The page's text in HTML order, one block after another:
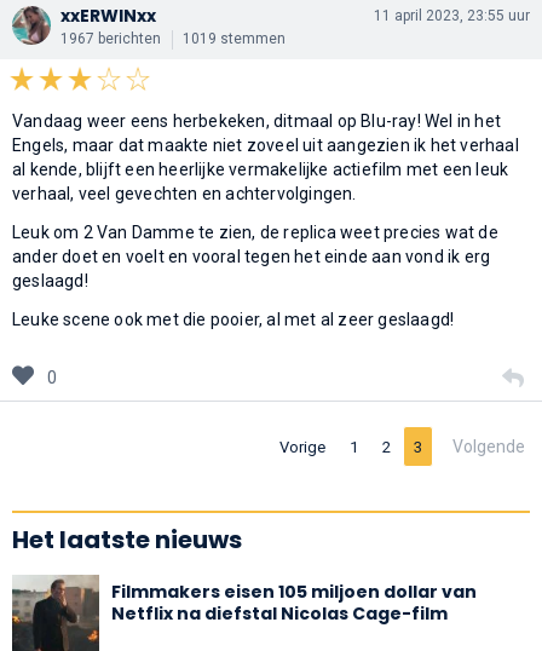
xxERWINxx
1967 berichten 1019 stemmen
11 april 2023, 23:55 uur
Vandaag weer eens herbekeken, ditmaal op Blu-ray! Wel in het
Engels, maar dat maakte niet zoveel uit aangezien ik het verhaal
al kende, blijft een heerlijke vermakelijke actiefilm met een leuk
verhaal, veel gevechten en achtervolgingen.
Leuk om 2 Van Damme te zien, de replica weet precies wat de
ander doet en voelt en vooral tegen het einde aan vond ik erg
geslaagd!
Leuke scene ook met die pooier, al met al zeer geslaagd!
0
Vorige 1 2 3 Volgende
Het laatste nieuws
Filmmakers eisen 105 miljoen dollar van
Netflix na diefstal Nicolas Cage-film